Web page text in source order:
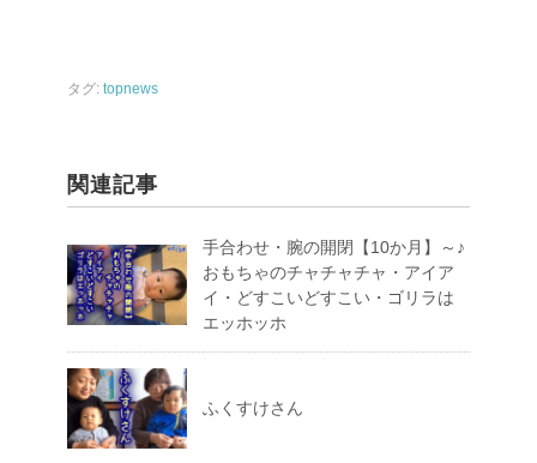
タグ: topnews
関連記事
手合わせ・腕の開閉【10か月】～♪
おもちゃのチャチャチャ・アイア
イ・どすこいどすこい・ゴリラは
エッホッホ
ふくすけさん